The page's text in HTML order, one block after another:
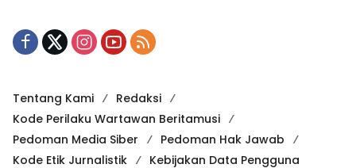
Tentang Kami
Redaksi
Kode Perilaku Wartawan Beritamusi
Pedoman Media Siber
Pedoman Hak Jawab
Kode Etik Jurnalistik
Kebijakan Data Pengguna